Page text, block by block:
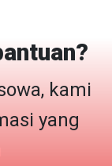
kami
yang